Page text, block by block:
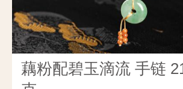
藕粉配碧玉滴流 手链